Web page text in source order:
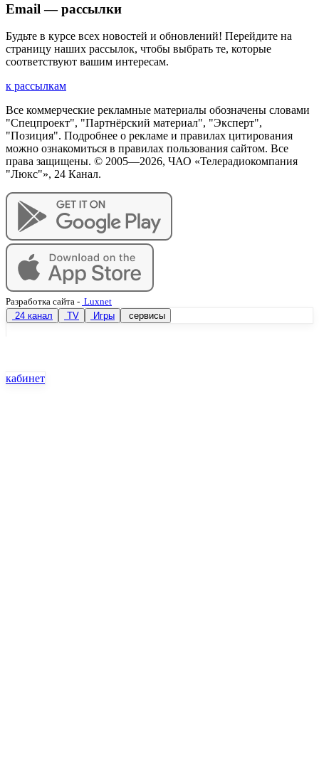
Email — рассылки
Будьте в курсе всех новостей и обновлений! Перейдите на
страницу наших рассылок, чтобы выбрать те, которые
соответствуют вашим интересам.
к рассылкам
Все коммерческие рекламные материалы обозначены словами
"Спецпроект", "Партнёрский материал", "Эксперт",
"Позиция". Подробнее о рекламе и правилах цитирования
можно ознакомиться в правилах пользования сайтом. Все
права защищены. © 2005—2026, ЧАО «Телерадиокомпания
"Люкс"», 24 Канал.
Разработка сайта - Luxnet
24 канал
TV Игры сервисы
кабинет